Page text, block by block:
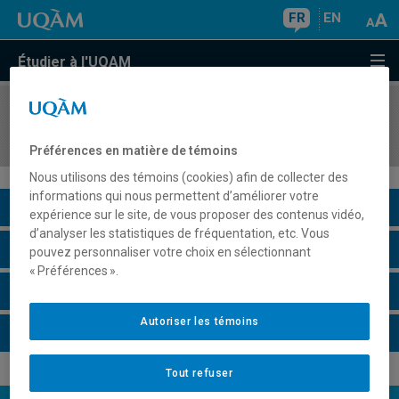
FR EN
Étudier à l'UQAM
COURS//
Description du cours
Horaire - Été 2026
Préférences en matière de témoins
Nous utilisons des témoins (cookies) afin de collecter des
informations qui nous permettent d’améliorer votre
expérience sur le site, de vous proposer des contenus vidéo,
d’analyser les statistiques de fréquentation, etc. Vous
pouvez personnaliser votre choix en sélectionnant
« Préférences ».
Tout refuser
Autoriser les témoins